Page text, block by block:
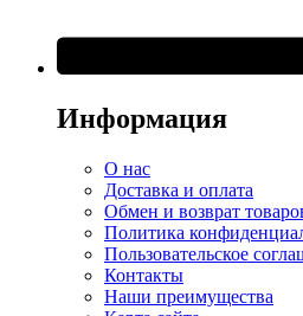
Информация
О нас
Доставка и оплата
Обмен и возврат
Политика
Пользовательское
Контакты
Наши преимущества